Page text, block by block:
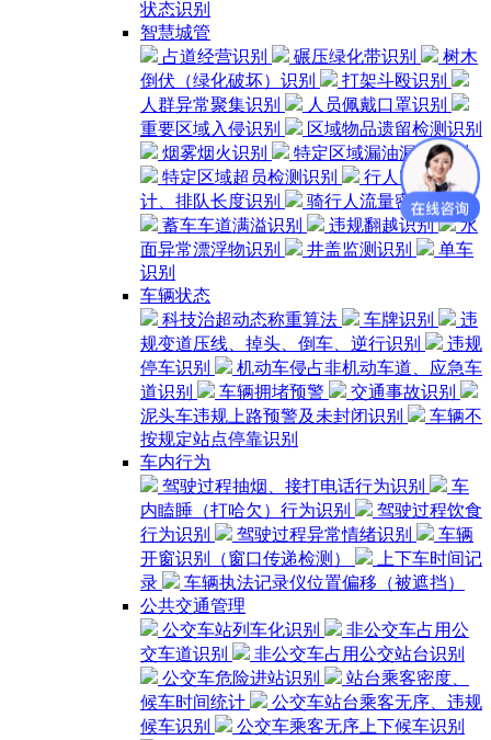
状态识别
智慧城管
占道经营识别
碾压绿化带识别
树木
倒伏（绿化破坏）识别
打架斗殴识别
人群异常聚集识别
人员佩戴口罩识别
重要区域入侵识别
区域物品遗留检测识别
烟雾烟火识别
特定区域漏油漏水检测
特定区域超员检测识别
行人密度统
计、排队长度识别
骑行人流量密度识别
蓄车车道满溢识别
违规翻越识别
水
面异常漂浮物识别
井盖监测识别
单车
识别
车辆状态
科技治超动态称重算法
车牌识别
违
规变道压线、掉头、倒车、逆行识别
违规
停车识别
机动车侵占非机动车道、应急车
道识别
车辆拥堵预警
交通事故识别
泥头车违规上路预警及未封闭识别
车辆不
按规定站点停靠识别
车内行为
驾驶过程抽烟、接打电话行为识别
车
内瞌睡（打哈欠）行为识别
驾驶过程饮食
行为识别
驾驶过程异常情绪识别
车辆
开窗识别（窗口传递检测）
上下车时间记
录
车辆执法记录仪位置偏移（被遮挡）
公共交通管理
公交车站列车化识别
非公交车占用公
交车道识别
非公交车占用公交站台识别
公交车危险进站识别
站台乘客密度、
候车时间统计
公交车站台乘客无序、违规
候车识别
公交车乘客无序上下候车识别